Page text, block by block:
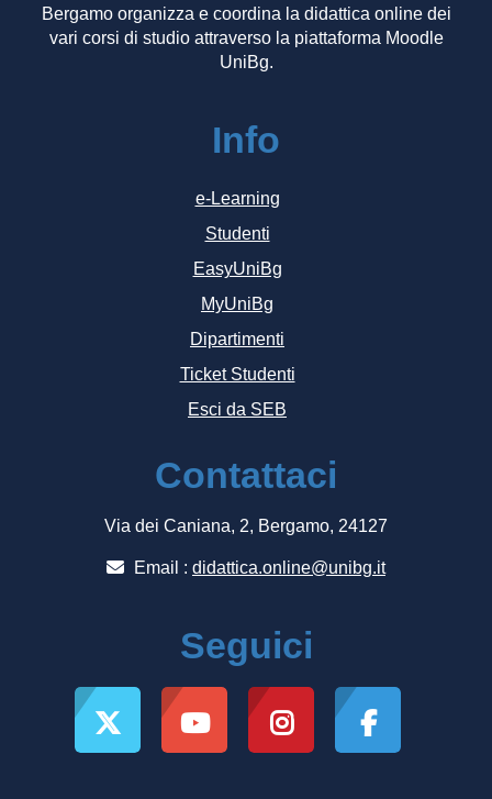
Bergamo organizza e coordina la didattica online dei
vari corsi di studio attraverso la piattaforma Moodle
UniBg.
Info
e-Learning
Studenti
EasyUniBg
MyUniBg
Dipartimenti
Ticket Studenti
Esci da SEB
Contattaci
Via dei Caniana, 2, Bergamo, 24127
Email : didattica.online@unibg.it
Seguici